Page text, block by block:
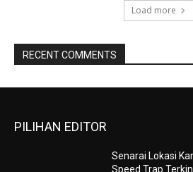
Load more
RECENT COMMENTS
PILIHAN EDITOR
Senarai Lokasi
Speed Trap